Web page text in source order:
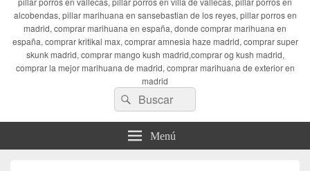
alcobendas, pillar marihuana en sansebastian de los reyes, pillar porros en
madrid, comprar marihuana en españa, donde comprar marihuana en
españa, comprar kritikal max, comprar amnesia haze madrid, comprar super
skunk madrid, comprar mango kush madrid,comprar og kush madrid,
comprar la mejor marihuana de madrid, comprar marihuana de exterior en
madrid
Buscar
por:
Buscar
Menú